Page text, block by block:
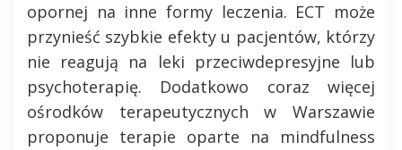
opornej na inne formy leczenia. ECT może
przynieść szybkie efekty u pacjentów, którzy
nie reagują na leki przeciwdepresyjne lub
psychoterapię. Dodatkowo coraz więcej
ośrodków terapeutycznych w Warszawie
proponuje terapie oparte na mindfulness